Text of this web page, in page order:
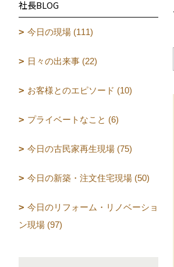
社長BLOG
今日の現場 (111)
日々の出来事 (22)
お客様とのエピソード (10)
プライベートなこと (6)
今日の古民家再生現場 (75)
今日の新築・注文住宅現場 (50)
今日のリフォーム・リノベーショ
ン現場 (97)